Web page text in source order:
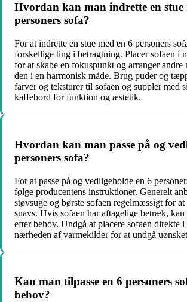
Hvordan kan man indrette en stue
personers sofa?
For at indrette en stue med en 6 personers
forskellige ting i betragtning. Placer sofaen i
for at skabe en fokuspunkt og arranger
den i en harmonisk måde. Brug puder og
farver og teksturer til sofaen og suppler med
kaffebord for funktion og æstetik.
Hvordan kan man passe på og
personers sofa?
For at passe på og vedligeholde en 6
følge producentens instruktioner. Generelt
støvsuge og børste sofaen regelmæssigt for
snavs. Hvis sofaen har aftagelige betræk, kan
efter behov. Undgå at placere sofaen direkte
nærheden af ​​varmekilder for at undgå
Kan man tilpasse en 6 personers
behov?